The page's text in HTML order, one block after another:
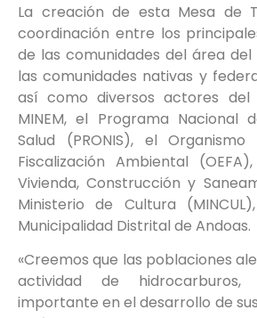
La creación de esta Mesa de
coordinación entre los
de las comunidades del área del
las comunidades nativas y
así como diversos actores del
MINEM, el Programa Nacional
Salud (PRONIS), el
Fiscalización Ambiental
Vivienda, Construcción y
Ministerio de Cultura
Municipalidad Distrital de Andoas.
«Creemos que las poblaciones
actividad de
importante en el desarrollo de